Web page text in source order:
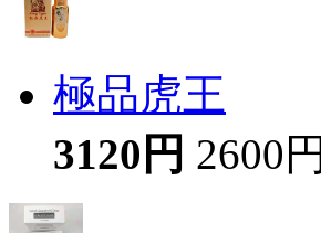
極品虎王
3120円 2600円